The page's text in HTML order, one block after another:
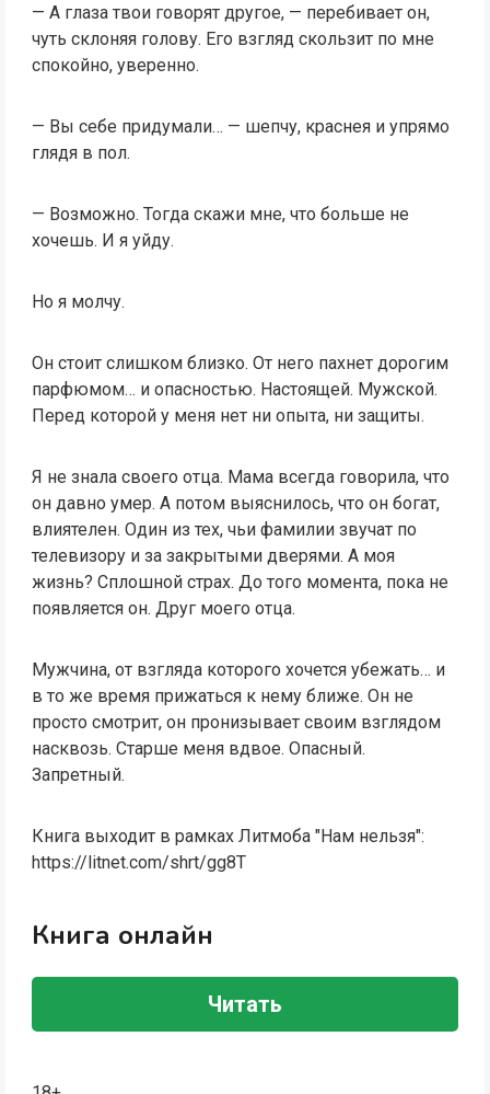
— А глаза твои говорят другое, — перебивает он,
чуть склоняя голову. Его взгляд скользит по мне
спокойно, уверенно.
— Вы себе придумали… — шепчу, краснея и упрямо
глядя в пол.
— Возможно. Тогда скажи мне, что больше не
хочешь. И я уйду.
Но я молчу.
Он стоит слишком близко. От него пахнет дорогим
парфюмом… и опасностью. Настоящей. Мужской.
Перед которой у меня нет ни опыта, ни защиты.
Я не знала своего отца. Мама всегда говорила, что
он давно умер. А потом выяснилось, что он богат,
влиятелен. Один из тех, чьи фамилии звучат по
телевизору и за закрытыми дверями. А моя
жизнь? Сплошной страх. До того момента, пока не
появляется он. Друг моего отца.
Мужчина, от взгляда которого хочется убежать… и
в то же время прижаться к нему ближе. Он не
просто смотрит, он пронизывает своим взглядом
насквозь. Старше меня вдвое. Опасный.
Запретный.
Книга выходит в рамках Литмоба "Нам нельзя":
https://litnet.com/shrt/gg8T
Книга онлайн
Читать